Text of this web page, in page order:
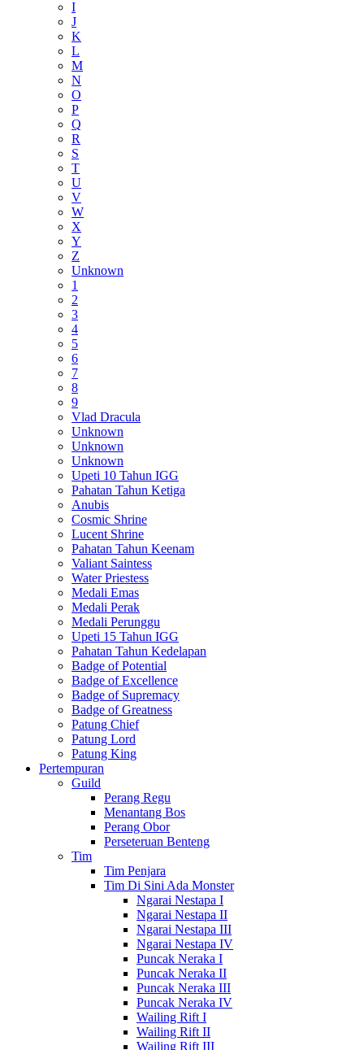
I
J
K
L
M
N
O
P
Q
R
S
T
U
V
W
X
Y
Z
Unknown
1
2
3
4
5
6
7
8
9
Vlad Dracula
Unknown
Unknown
Unknown
Upeti 10 Tahun IGG
Pahatan Tahun Ketiga
Anubis
Cosmic Shrine
Lucent Shrine
Pahatan Tahun Keenam
Valiant Saintess
Water Priestess
Medali Emas
Medali Perak
Medali Perunggu
Upeti 15 Tahun IGG
Pahatan Tahun Kedelapan
Badge of Potential
Badge of Excellence
Badge of Supremacy
Badge of Greatness
Patung Chief
Patung Lord
Patung King
Pertempuran
Guild
Perang Regu
Menantang Bos
Perang Obor
Perseteruan Benteng
Tim
Tim Penjara
Tim Di Sini Ada Monster
Ngarai Nestapa I
Ngarai Nestapa II
Ngarai Nestapa III
Ngarai Nestapa IV
Puncak Neraka I
Puncak Neraka II
Puncak Neraka III
Puncak Neraka IV
Wailing Rift I
Wailing Rift II
Wailing Rift III